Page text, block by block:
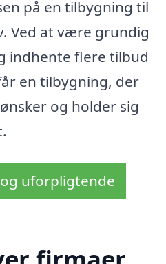
på en tilbygning til
Ved at være grundig
indhente flere tilbud
en tilbygning, der
og holder sig
uforpligtende